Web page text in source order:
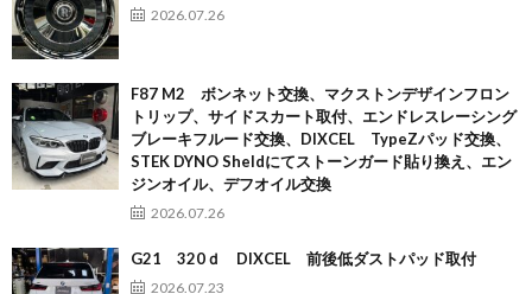
2026.07.26
F87 M2 ボンネット交換、マクストンデザインフロン
トリップ、サイドスカート取付、エンドレスレーシング
ブレーキフルード交換、DIXCEL TypeZパッド交換、
STEK DYNO Sheldにてストーンガード貼り換え、エン
ジンオイル、デフオイル交換
2026.07.26
G21 320ｄ DIXCEL 前後低ダストパッド取付
2026.07.23